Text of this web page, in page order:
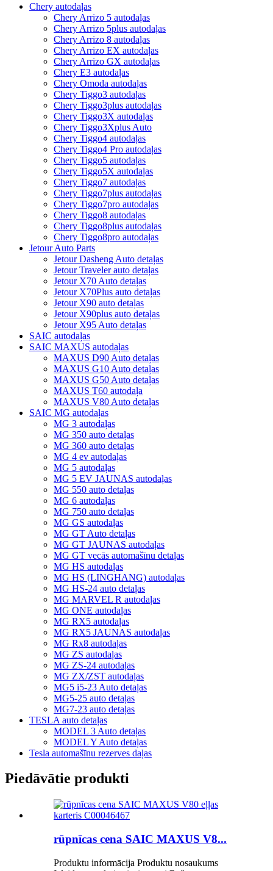
Chery autodaļas
Chery Arrizo 5 autodaļas
Chery Arrizo 5plus autodaļas
Chery Arrizo 8 autodaļas
Chery Arrizo EX autodaļas
Chery Arrizo GX autodaļas
Chery E3 autodaļas
Chery Omoda autodaļas
Chery Tiggo3 autodaļas
Chery Tiggo3plus autodaļas
Chery Tiggo3X autodaļas
Chery Tiggo3Xplus Auto
Chery Tiggo4 autodaļas
Chery Tiggo4 Pro autodaļas
Chery Tiggo5 autodaļas
Chery Tiggo5X autodaļas
Chery Tiggo7 autodaļas
Chery Tiggo7plus autodaļas
Chery Tiggo7pro autodaļas
Chery Tiggo8 autodaļas
Chery Tiggo8plus autodaļas
Chery Tiggo8pro autodaļas
Jetour Auto Parts
Jetour Dasheng Auto detaļas
Jetour Traveler auto detaļas
Jetour X70 Auto detaļas
Jetour X70Plus auto detaļas
Jetour X90 auto detaļas
Jetour X90plus auto detaļas
Jetour X95 Auto detaļas
SAIC autodaļas
SAIC MAXUS autodaļas
MAXUS D90 Auto detaļas
MAXUS G10 Auto detaļas
MAXUS G50 Auto detaļas
MAXUS T60 autodaļa
MAXUS V80 Auto detaļas
SAIC MG autodaļas
MG 3 autodaļas
MG 350 auto detaļas
MG 360 auto detaļas
MG 4 ev autodaļas
MG 5 autodaļas
MG 5 EV JAUNAS autodaļas
MG 550 auto detaļas
MG 6 autodaļas
MG 750 auto detaļas
MG GS autodaļas
MG GT Auto detaļas
MG GT JAUNAS autodaļas
MG GT vecās automašīnu detaļas
MG HS autodaļas
MG HS (LINGHANG) autodaļas
MG HS-24 auto detaļas
MG MARVEL R autodaļas
MG ONE autodaļas
MG RX5 autodaļas
MG RX5 JAUNAS autodaļas
MG Rx8 autodaļas
MG ZS autodaļas
MG ZS-24 autodaļas
MG ZX/ZST autodaļas
MG5 i5-23 Auto detaļas
MG5-25 auto detaļas
MG7-23 auto detaļas
TESLA auto detaļas
MODEL 3 Auto detaļas
MODEL Y Auto detaļas
Tesla automašīnu rezerves daļas
Piedāvātie produkti
rūpnīcas cena SAIC MAXUS V8...
Produktu informācija Produktu nosaukums